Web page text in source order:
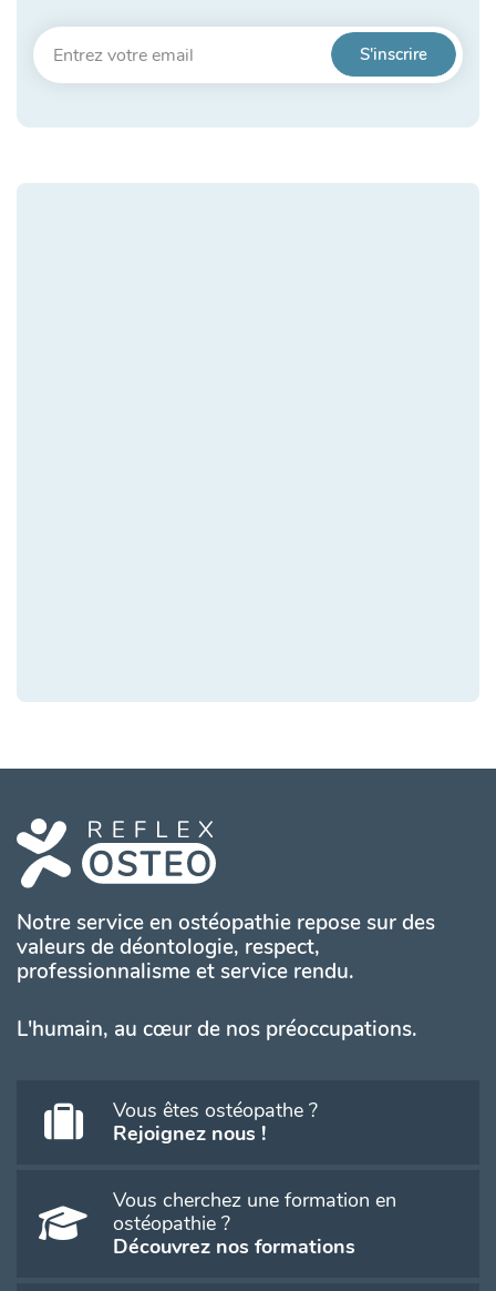
Notre service en ostéopathie repose sur des
valeurs de déontologie, respect,
professionnalisme et service rendu.
L'humain, au cœur de nos préoccupations.
Vous êtes ostéopathe ?
Rejoignez nous !
Vous cherchez une formation en
ostéopathie ?
Découvrez nos formations